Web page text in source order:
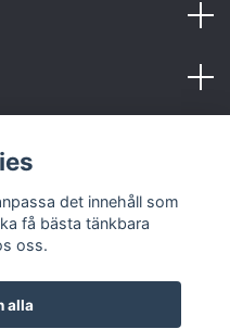
det innehåll som
få bästa tänkbara
oss.
alla